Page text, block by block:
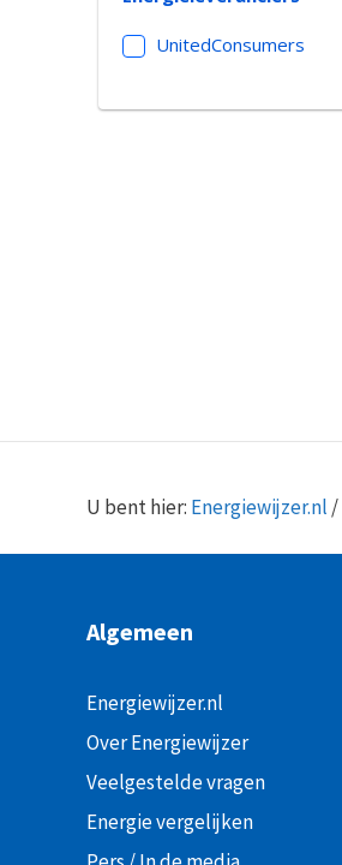
UnitedConsumers
U bent hier: Energiewijzer.nl /
Algemeen
Energiewijzer.nl
Over Energiewijzer
Veelgestelde vragen
Energie vergelijken